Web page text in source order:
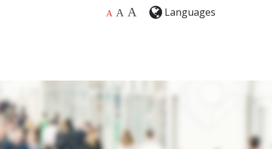
A A A Languages